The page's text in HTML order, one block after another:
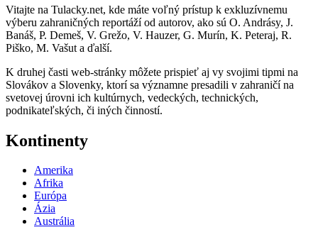
Vitajte na Tulacky.net, kde máte voľný prístup k exkluzívnemu
výberu zahraničných reportáží od autorov, ako sú O. Andrásy, J.
Banáš, P. Demeš, V. Grežo, V. Hauzer, G. Murín, K. Peteraj, R.
Piško, M. Vašut a ďalší.
K druhej časti web-stránky môžete prispieť aj vy svojimi tipmi na
Slovákov a Slovenky, ktorí sa významne presadili v zahraničí na
svetovej úrovni ich kultúrnych, vedeckých, technických,
podnikateľských, či iných činností.
Kontinenty
Amerika
Afrika
Európa
Ázia
Austrália